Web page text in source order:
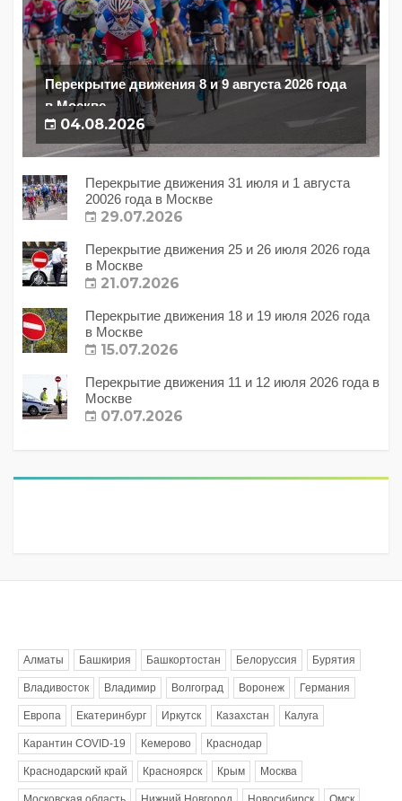
Перекрытие движения 8 и 9 августа 2026 года
в Москве
04.08.2026
Перекрытие движения 31 июля и 1 августа
20026 года в Москве
29.07.2026
Перекрытие движения 25 и 26 июля 2026 года
в Москве
21.07.2026
Перекрытие движения 18 и 19 июля 2026 года
в Москве
15.07.2026
Перекрытие движения 11 и 12 июля 2026 года в
Москве
07.07.2026
Алматы Башкирия Башкортостан Белоруссия Бурятия
Владивосток Владимир Волгоград Воронеж Германия
Европа Екатеринбург Иркутск Казахстан Калуга
Карантин COVID-19 Кемерово Краснодар
Краснодарский край Красноярск Крым Москва